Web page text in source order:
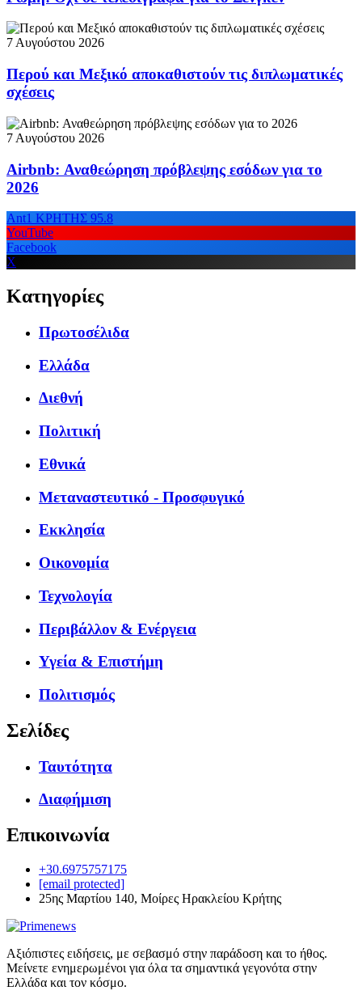
7 Αυγούστου 2026
Περού και Μεξικό αποκαθιστούν τις διπλωματικές
σχέσεις
7 Αυγούστου 2026
Airbnb: Αναθεώρηση πρόβλεψης εσόδων για το
2026
Ant1 ΚΡΗΤΗΣ 95.8
YouTube
Facebook
X
Κατηγορίες
Πρωτοσέλιδα
Ελλάδα
Διεθνή
Πολιτική
Εθνικά
Μεταναστευτικό - Προσφυγικό
Εκκλησία
Οικονομία
Τεχνολογία
Περιβάλλον & Ενέργεια
Υγεία & Επιστήμη
Πολιτισμός
Σελίδες
Ταυτότητα
Διαφήμιση
Επικοινωνία
+30.6975757175
[email protected]
25ης Μαρτίου 140, Μοίρες Ηρακλείου Κρήτης
Αξιόπιστες ειδήσεις, με σεβασμό στην παράδοση και το ήθος.
Μείνετε ενημερωμένοι για όλα τα σημαντικά γεγονότα στην
Ελλάδα και τον κόσμο.